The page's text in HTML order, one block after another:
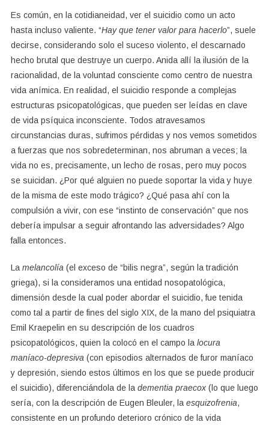
Es común, en la cotidianeidad, ver el suicidio como un acto
hasta incluso valiente. “Hay que tener valor para hacerlo”, suele
decirse, considerando solo el suceso violento, el descarnado
hecho brutal que destruye un cuerpo. Anida allí la ilusión de la
racionalidad, de la voluntad consciente como centro de nuestra
vida anímica. En realidad, el suicidio responde a complejas
estructuras psicopatológicas, que pueden ser leídas en clave
de vida psíquica inconsciente. Todos atravesamos
circunstancias duras, sufrimos pérdidas y nos vemos sometidos
a fuerzas que nos sobredeterminan, nos abruman a veces; la
vida no es, precisamente, un lecho de rosas, pero muy pocos
se suicidan. ¿Por qué alguien no puede soportar la vida y huye
de la misma de este modo trágico? ¿Qué pasa ahí con la
compulsión a vivir, con ese “instinto de conservación” que nos
debería impulsar a seguir afrontando las adversidades? Algo
falla entonces.
La melancolía (el exceso de “bilis negra”, según la tradición
griega), si la consideramos una entidad nosopatológica,
dimensión desde la cual poder abordar el suicidio, fue tenida
como tal a partir de fines del siglo XIX, de la mano del psiquiatra
Emil Kraepelin en su descripción de los cuadros
psicopatológicos, quien la colocó en el campo la locura
maníaco-depresiva (con episodios alternados de furor maníaco
y depresión, siendo estos últimos en los que se puede producir
el suicidio), diferenciándola de la dementia praecox(lo que luego
sería, con la descripción de Eugen Bleuler, la esquizofrenia,
consistente en un profundo deterioro crónico de la vida